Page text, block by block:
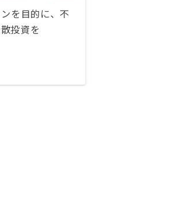
を目的に、不
投資を